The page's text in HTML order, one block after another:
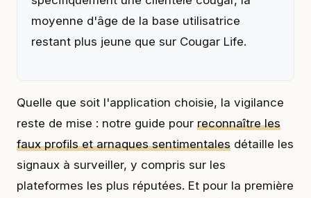
moyenne d'âge de la base utilisatrice
restant plus jeune que sur Cougar Life.
Quelle que soit l'application choisie, la vigilance
reste de mise : notre guide pour reconnaître les
faux profils et arnaques sentimentales détaille les
signaux à surveiller, y compris sur les
plateformes les plus réputées. Et pour la première